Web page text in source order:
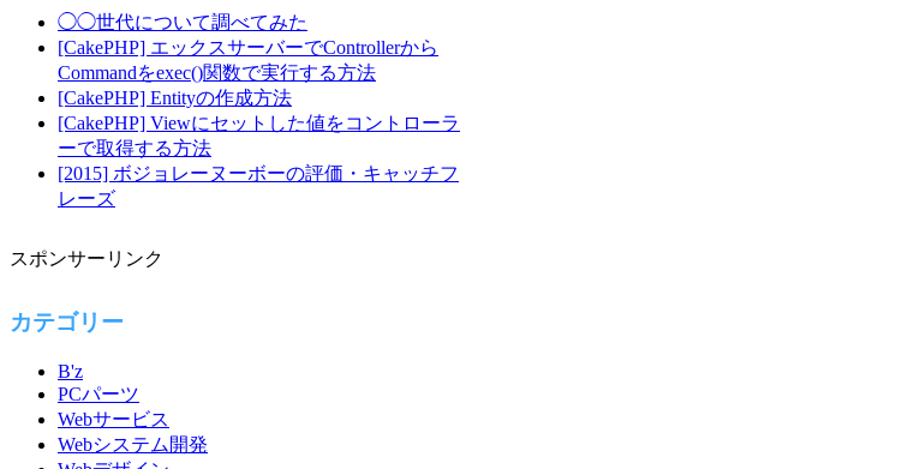
◯◯世代について調べてみた
[CakePHP] エックスサーバーでControllerから
Commandをexec()関数で実行する方法
[CakePHP] Entityの作成方法
[CakePHP] Viewにセットした値をコントローラ
ーで取得する方法
[2015] ボジョレーヌーボーの評価・キャッチフ
レーズ
スポンサーリンク
カテゴリー
B'z
PCパーツ
Webサービス
Webシステム開発